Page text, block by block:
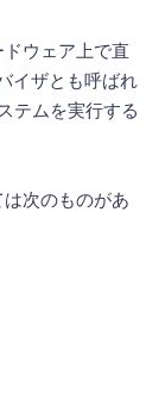
ウェア上で直
イザとも呼ばれ
テムを実行する
次のものがあ